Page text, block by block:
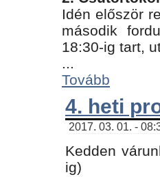
Idén először
második
18:30-ig tart,
...
Tovább
4. heti
2017. 03. 01. -
Kedden
ig)